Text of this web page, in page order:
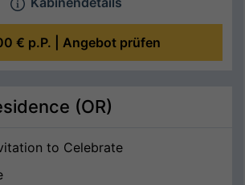
€ p.P. | Angebot prüfen
(OR)
to Celebrate